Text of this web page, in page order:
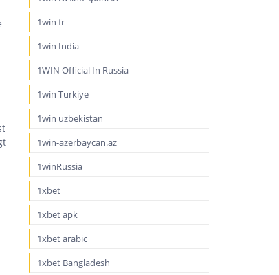
1win fr
1win India
1WIN Official In Russia
1win Turkiye
1win uzbekistan
1win-azerbaycan.az
1winRussia
1xbet
1xbet apk
1xbet arabic
1xbet Bangladesh